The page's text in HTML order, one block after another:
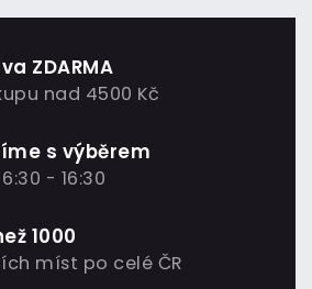
ZDARMA
nad 4500 Kč
s výběrem
- 16:30
1000
míst po celé ČR